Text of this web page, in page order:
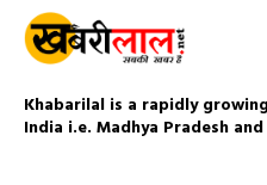
Khabarilal is a rapidly
India i.e. Madhya Pradesh